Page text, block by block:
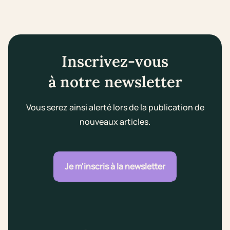
Inscrivez-vous
à notre newsletter
Vous serez ainsi alerté lors de la publication de
nouveaux articles.
Je m'inscris à la newsletter